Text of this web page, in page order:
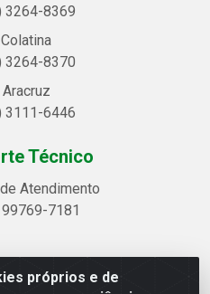
próprios e de
3264-8369
Colatina
3264-8370
Aracruz
3111-6446
Técnico
Atendimento
7181
- Avenida Alegre, 2521 -